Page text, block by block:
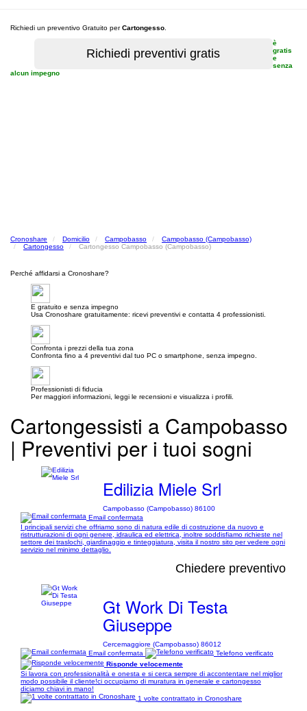
Richiedi un preventivo Gratuito perCartongesso
è
gratis
e
senza
alcun impegno
Cronoshare Domicilio Campobasso
Campobasso (Campobasso)
Cartongesso
Cartongesso Campobasso (Campobasso)
Perché affidarsi a Cronoshare?
E gratuito e senza impegno
Usa Cronoshare gratuitamente: ricevi preventivi e contatta 4 professionisti.
Confronta i prezzi della tua zona
Confronta fino a 4 preventivi dal tuo PC o smartphone, senza impegno.
Professionisti di fiducia
Per maggiori informazioni, leggi le recensioni e visualizza i profili.
Cartongessisti a Campobasso
| Preventivi per i tuoi sogni
Edilizia Miele Srl
Campobasso (Campobasso) 86100
Email confermata
I principali servizi che offriamo sono di natura edile di costruzione da nuovo e
ristrutturazioni di ogni genere, idraulica ed elettrica, inoltre soddisfiamo richieste nel
settore dei traslochi, giardinaggio e tinteggiatura, visita il nostro sito per vedere ogni
servizio nel minimo dettaglio.
Chiedere preventivo
Gt Work Di Testa
Giuseppe
Cercemaggiore (Campobasso) 86012
Email confermata
Telefono verificato
Risponde velocemente
Si lavora con professionalità e onesta e si cerca sempre di accontentare nel miglior
modo possibile il cliente!ci occupiamo di muratura in generale e cartongesso
diciamo chiavi in mano!
1 volte contrattato in Cronoshare